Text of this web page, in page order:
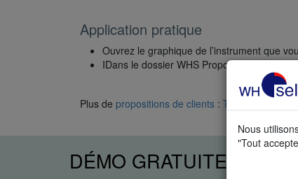
Application pratique
Ouvrez le graphique de l’instrument que
IDans le dossier WHS Proposals,
Plus de propositions de clients : Trouver la
Nous
"Tout
DÉMO GRATUITE EN